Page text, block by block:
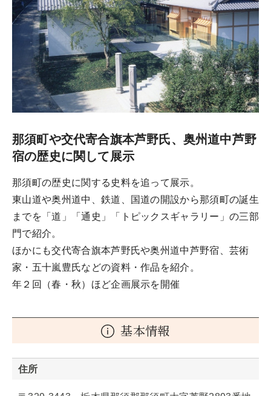
那須町や交代寄合旗本芦野氏、奥州道中芦野
宿の歴史に関して展示
那須町の歴史に関する史料を追って展示。
東山道や奥州道中、鉄道、国道の開設から那須町の誕生
までを「道」「通史」「トピックスギャラリー」の三部
門で紹介。
ほかにも交代寄合旗本芦野氏や奥州道中芦野宿、芸術
家・五十嵐豊氏などの資料・作品を紹介。
年２回（春・秋）ほど企画展示を開催
基本情報
住所